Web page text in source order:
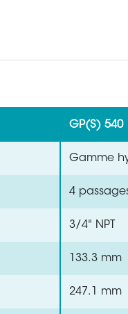
GP(S) 540
Gamme
4
3/4" NPT
133.3 mm
247.1 mm